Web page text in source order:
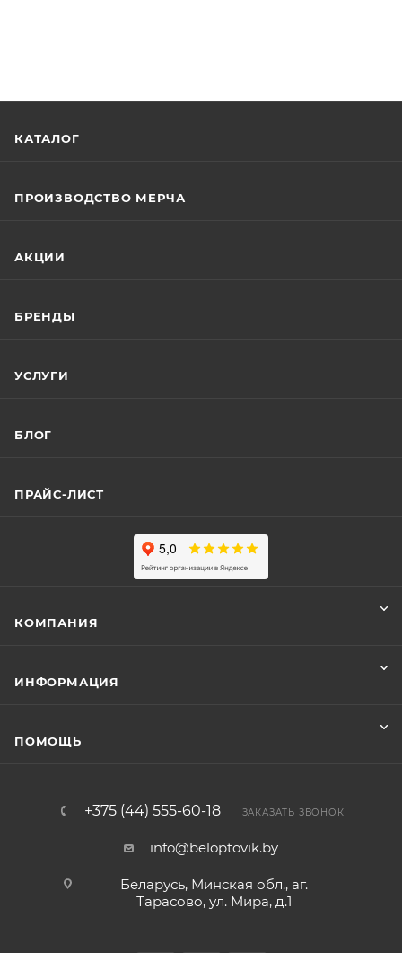
КАТАЛОГ
ПРОИЗВОДСТВО МЕРЧА
АКЦИИ
БРЕНДЫ
УСЛУГИ
БЛОГ
ПРАЙС-ЛИСТ
КОМПАНИЯ
ИНФОРМАЦИЯ
ПОМОЩЬ
+375 (44) 555-60-18 ЗАКАЗАТЬ ЗВОНОК
info@beloptovik.by
Беларусь, Минская обл., аг.
Тарасово, ул. Мира, д.1